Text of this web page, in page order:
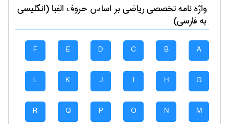
واژه نامه تخصصیرياضیبر اساس حروف الفبا (انگلیسی
به فارسی)
A
B
C
D
E
F
G
H
I
J
K
L
M
N
O
P
Q
R